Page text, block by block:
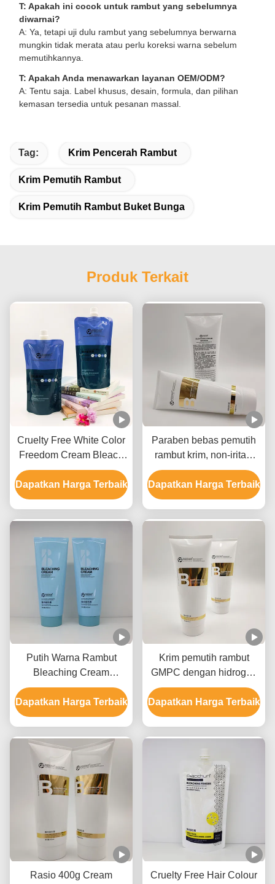
T: Apakah ini cocok untuk rambut yang sebelumnya
diwarnai?
A: Ya, tetapi uji dulu rambut yang sebelumnya berwarna
mungkin tidak merata atau perlu koreksi warna sebelum
memutihkannya.
T: Apakah Anda menawarkan layanan OEM/ODM?
A: Tentu saja. Label khusus, desain, formula, dan pilihan
kemasan tersedia untuk pesanan massal.
Tag: Krim Pencerah Rambut
Krim Pemutih Rambut
Krim Pemutih Rambut Buket Bunga
Produk Terkait
Cruelty Free White Color
Freedom Cream Bleach
Label Pribadi Untuk
Semua Jenis Rambut
Dapatkan Harga Terbaik
Paraben bebas pemutih
rambut krim, non-iritasi
rambut pemutih krim
Dapatkan Harga Terbaik
Putih Warna Rambut
Bleaching Cream
Formula ringan cepat
memudar Angkat hingga
9 Tingkat
Dapatkan Harga Terbaik
Krim pemutih rambut
GMPC dengan hidrogen
peroksida Ammonium
hidroksida dan minyak
mineral
Dapatkan Harga Terbaik
Rasio 400g Cream
Cruelty Free Hair Colour